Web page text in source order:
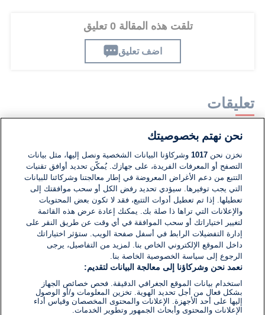
تلقت هذه المقالة 0 تعليق
اضف تعليق
تعليقات
لا توجد تعليقات مكتوبة حتى الآن. كن الأول!
اكتب تعليقًا جديدًا ...
نحن نهتم بخصوصيتك
نخزن نحن1017 وشركاؤنا البيانات الشخصية ونصل إليها، مثل بيانات
التصفح أو المعرفات الفريدة، على جهازك. يُمكّن تحديد أوافق تقنيات
التتبع من دعم الأغراض المعروضة في إطار معالجتنا وشركائنا للبيانات
التي يجب توفيرها. سيؤدي تحديد رفض الكل أو سحب موافقتك إلى
تعطيلها. إذا تم تعطيل أدوات التتبع، فقد لا تكون بعض المحتويات
والإعلانات التي تراها ذا صلة بك. يمكنك إعادة عرض هذه القائمة
لتغيير اختياراتك أو سحب الموافقة في أي وقت عن طريق النقر على
إدارة التفضيلات الرابط في أسفل صفحة الويب. ستؤثر اختياراتك
داخل الموقع الإلكتروني الخاص بنا. لمزيد من التفاصيل، يرجى
الرجوع إلى سياسة الخصوصية الخاصة بنا.
نعمد نحن وشركاؤنا إلى معالجة البيانات لتقديم:
استخدام بيانات الموقع الجغرافي الدقيقة. فحص خصائص الجهاز
بشكل فعال من أجل تحديد الهوية. تخزين المعلومات و/أو الوصول
إليها على أحد الأجهزة. الإعلانات والمحتوى المخصصان وقياس أداء
الإعلانات والمحتوى وأبحاث الجمهور وتطوير الخدمات.